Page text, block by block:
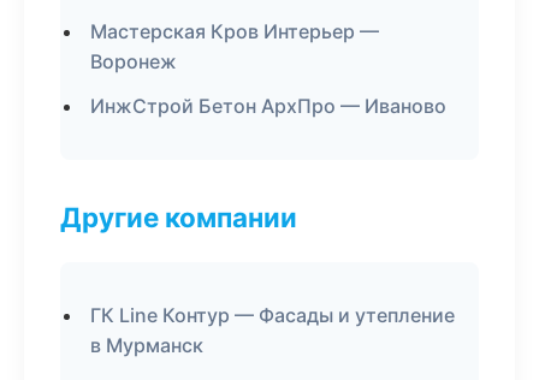
Мастерская Кров Интерьер —
Воронеж
ИнжСтрой Бетон АрхПро — Иваново
Другие компании
ГК Line Контур — Фасады и утепление
в Мурманск